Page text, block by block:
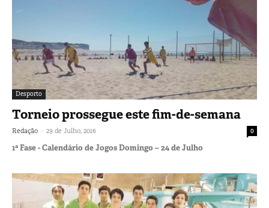
Desporto
Torneio prossegue este fim-de-semana
Redação - 29 de Julho, 2016 0
1ª Fase - Calendário de Jogos Domingo – 24 de Julho